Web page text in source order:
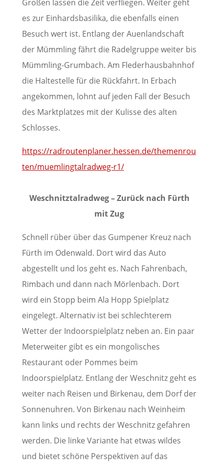
Großen lassen die Zeit verfliegen. Weiter geht
es zur Einhardsbasilika, die ebenfalls einen
Besuch wert ist. Entlang der Auenlandschaft
der Mümmling fährt die Radelgruppe weiter bis
Mümmling-Grumbach. Am Flederhausbahnhof
die Haltestelle für die Rückfahrt. In Erbach
angekommen, lohnt auf jeden Fall der Besuch
des Marktplatzes mit der Kulisse des alten
Schlosses.
https://radroutenplaner.hessen.de/themenrou
ten/muemlingtalradweg-r1/
Weschnitztalradweg – Zurück nach Fürth
mit Zug
Schnell rüber über das Gumpener Kreuz nach
Fürth im Odenwald. Dort wird das Auto
abgestellt und los geht es. Nach Fahrenbach,
Rimbach und dann nach Mörlenbach. Dort
wird ein Stopp beim Ala Hopp Spielplatz
eingelegt. Alternativ ist bei schlechterem
Wetter der Indoorspielplatz neben an. Ein paar
Meterweiter gibt es ein mongolisches
Restaurant oder Pommes beim
Indoorspielplatz. Entlang der Weschnitz geht es
weiter nach Reisen und Birkenau, dem Dorf der
Sonnenuhren. Von Birkenau nach Weinheim
kann links und rechts der Weschnitz gefahren
werden. Die linke Variante hat etwas wildes
und bietet schöne Perspektiven auf das